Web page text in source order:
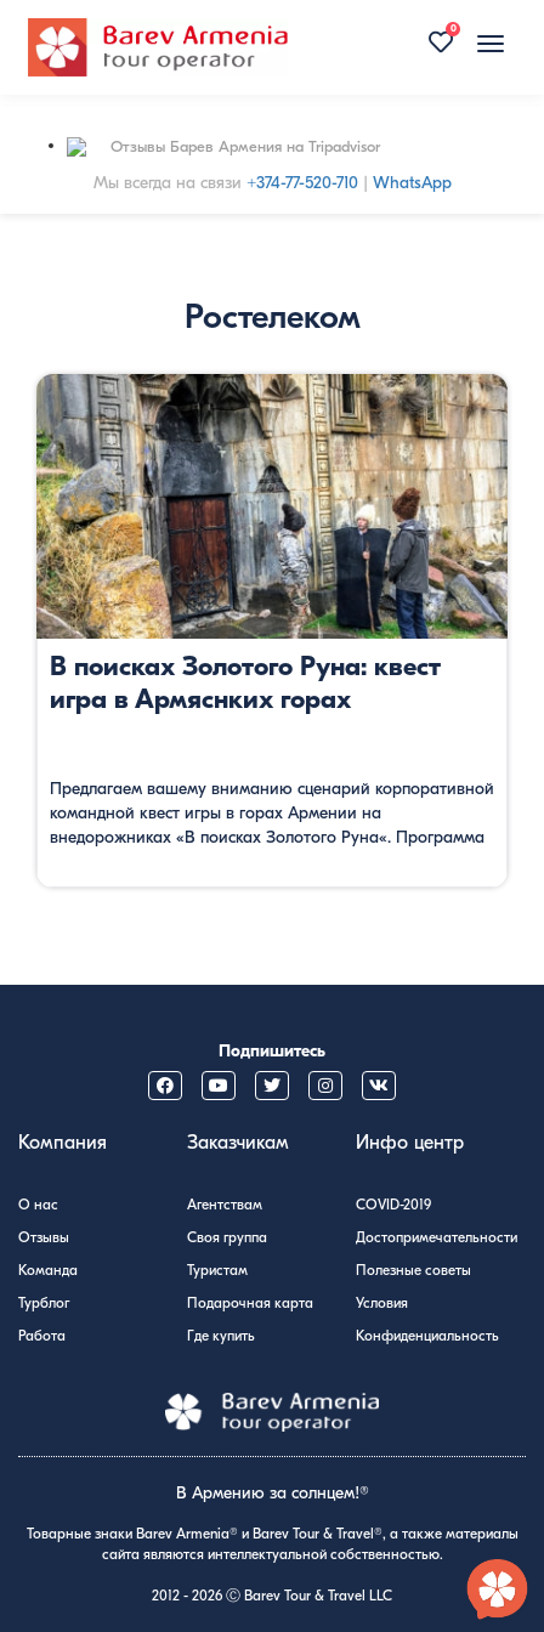
Toggle
0
Отзывы Барев Армения на Tripadvisor
Мы всегда на связи +374-77-520-710| WhatsApp
Ростелеком
В поисках Золотого Руна: квест
игра в Армяснких горах
Предлагаем вашему вниманию сценарий корпоративной
командной квест игры в горах Армении на
внедорожниках «В поисках Золотого Руна«. Программа
…
Подпишитесь
Компания
О нас
Отзывы
Команда
Турблог
Работа
Заказчикам
Агентствам
Своя группа
Туристам
Подарочная карта
Где купить
Инфо центр
COVID-2019
Достопримечательности
Полезные советы
Условия
Конфиденциальность
В Армению за солнцем!®
Товарные знаки Barev Armenia® и Barev Tour & Travel®, а также материалы
сайта являются интеллектуальной собственностью.
2012 - 2026 Ⓒ Barev Tour & Travel LLC